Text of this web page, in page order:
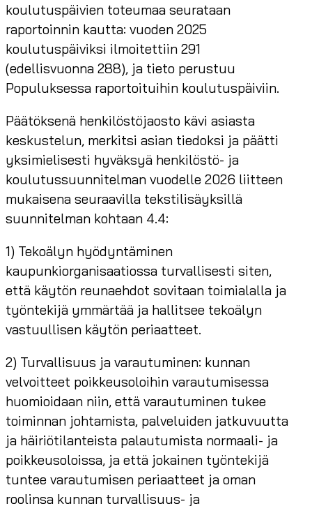
koulutuspäivien toteumaa seurataan
raportoinnin kautta: vuoden 2025
koulutuspäiviksi ilmoitettiin 291
(edellisvuonna 288), ja tieto perustuu
Populuksessa raportoituihin koulutuspäiviin.
Päätöksenä henkilöstöjaosto kävi asiasta
keskustelun, merkitsi asian tiedoksi ja päätti
yksimielisesti hyväksyä henkilöstö- ja
koulutussuunnitelman vuodelle 2026 liitteen
mukaisena seuraavilla tekstilisäyksillä
suunnitelman kohtaan 4.4:
1) Tekoälyn hyödyntäminen
kaupunkiorganisaatiossa turvallisesti siten,
että käytön reunaehdot sovitaan toimialalla ja
työntekijä ymmärtää ja hallitsee tekoälyn
vastuullisen käytön periaatteet.
2) Turvallisuus ja varautuminen: kunnan
velvoitteet poikkeusoloihin varautumisessa
huomioidaan niin, että varautuminen tukee
toiminnan johtamista, palveluiden jatkuvuutta
ja häiriötilanteista palautumista normaali- ja
poikkeusoloissa, ja että jokainen työntekijä
tuntee varautumisen periaatteet ja oman
roolinsa kunnan turvallisuus- ja